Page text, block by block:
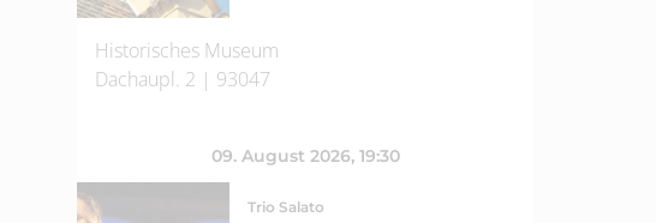
Historisches Museum
Dachaupl. 2 | 93047
09. August 2026, 19:30
Trio Salato